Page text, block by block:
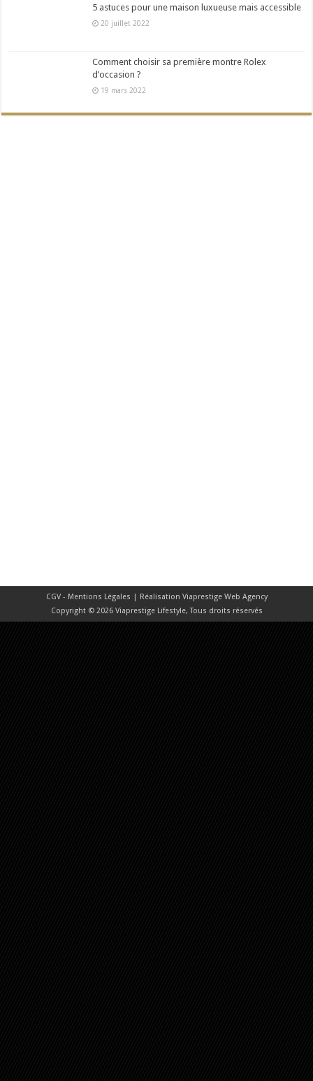
5 astuces pour une maison luxueuse mais accessible
20 juillet 2022
Comment choisir sa première montre Rolex
d’occasion ?
19 mars 2022
CGV - Mentions Légales | Réalisation Viaprestige Web Agency
Copyright © 2026 Viaprestige Lifestyle, Tous droits réservés